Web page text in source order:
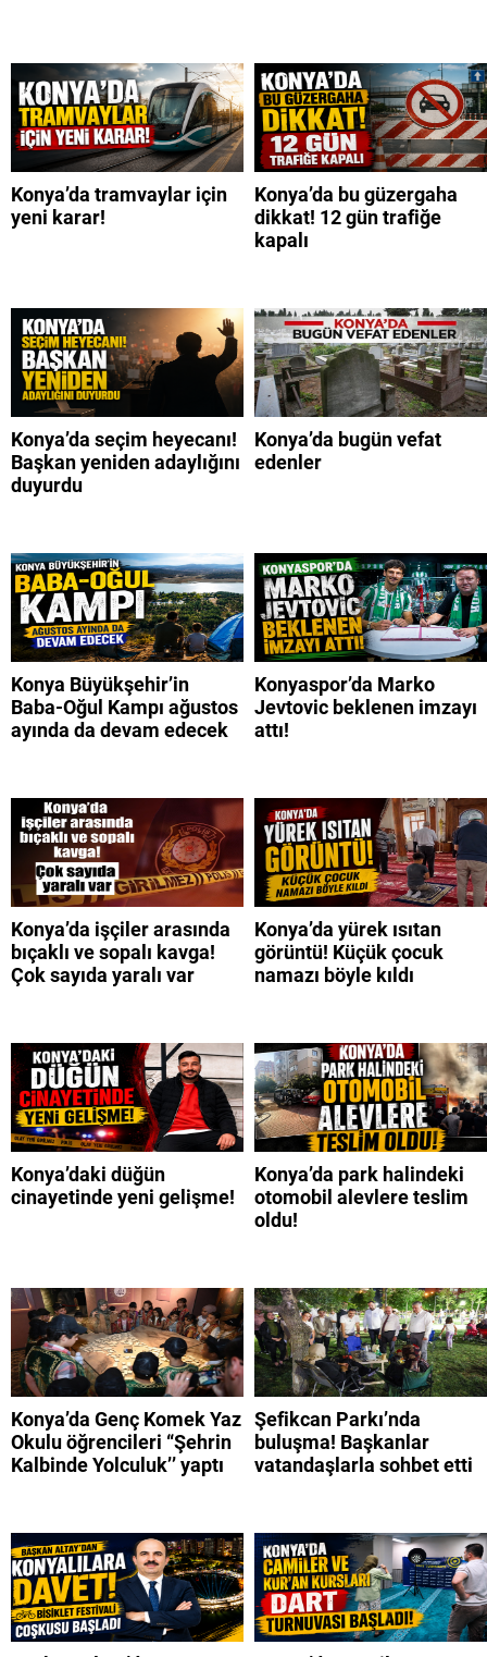
Konya’da tramvaylar için
yeni karar!
Konya’da bu güzergaha
dikkat! 12 gün trafiğe
kapalı
Konya’da seçim heyecanı!
Başkan yeniden adaylığını
duyurdu
Konya’da bugün vefat
edenler
Konya Büyükşehir’in
Baba-Oğul Kampı ağustos
ayında da devam edecek
Konyaspor’da Marko
Jevtovic beklenen imzayı
attı!
Konya’da işçiler arasında
bıçaklı ve sopalı kavga!
Çok sayıda yaralı var
Konya’da yürek ısıtan
görüntü! Küçük çocuk
namazı böyle kıldı
Konya’daki düğün
cinayetinde yeni gelişme!
Konya’da park halindeki
otomobil alevlere teslim
oldu!
Konya’da Genç Komek Yaz
Okulu öğrencileri “Şehrin
Kalbinde Yolculuk’’ yaptı
Şefikcan Parkı’nda
buluşma! Başkanlar
vatandaşlarla sohbet etti